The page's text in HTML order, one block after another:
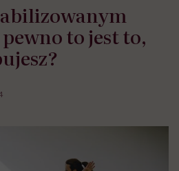
to jest to,